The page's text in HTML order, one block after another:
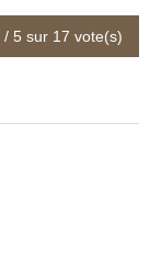
/ 5 sur 17 vote(s)